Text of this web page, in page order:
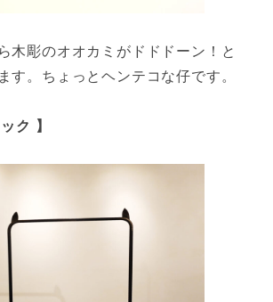
木彫のオオカミがドドドーン！と
す。ちょっとヘンテコな仔です。
ク 】